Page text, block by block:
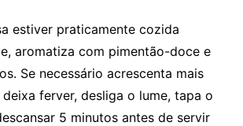
estiver praticamente cozida
aromatiza com pimentão-doce e
Se necessário acrescenta mais
ferver, desliga o lume, tapa o
5 minutos antes de servir